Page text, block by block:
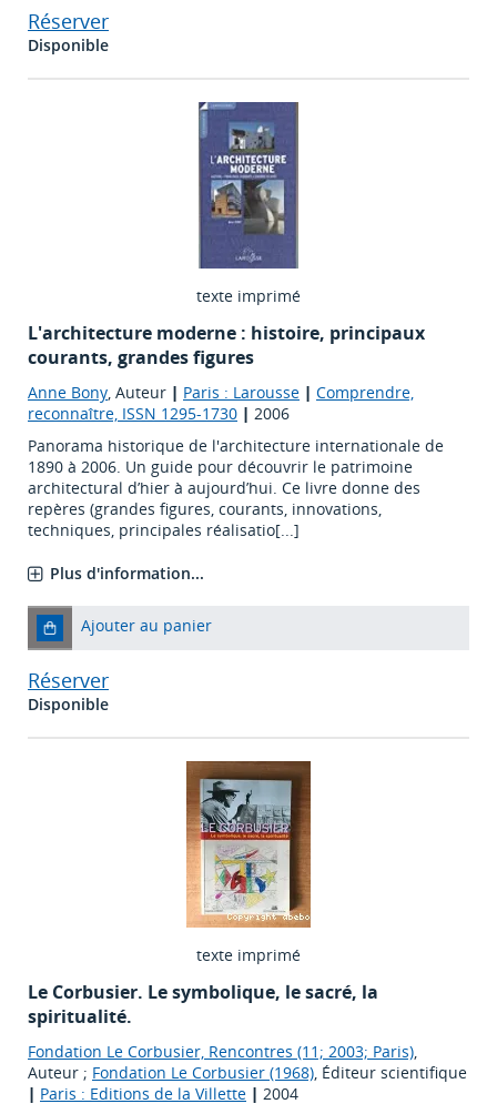
Réserver
Disponible
texte imprimé
L'architecture moderne : histoire, principaux
courants, grandes figures
Anne Bony, Auteur | Paris : Larousse | Comprendre,
reconnaître, ISSN 1295-1730 | 2006
Panorama historique de l'architecture internationale de
1890 à 2006. Un guide pour découvrir le patrimoine
architectural d’hier à aujourd’hui. Ce livre donne des
repères (grandes figures, courants, innovations,
techniques, principales réalisatio[...]
Plus d'information...
Ajouter au panier
Réserver
Disponible
texte imprimé
Le Corbusier. Le symbolique, le sacré, la
spiritualité.
Fondation Le Corbusier, Rencontres (11; 2003; Paris),
Auteur ; Fondation Le Corbusier (1968), Éditeur scientifique
| Paris : Editions de la Villette | 2004